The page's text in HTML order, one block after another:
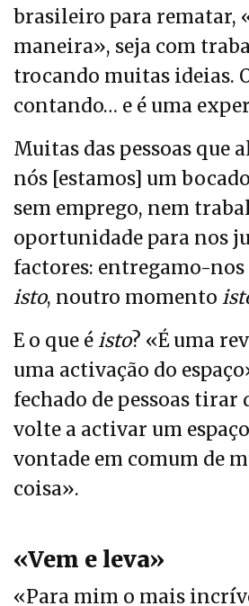
brasileiro para rematar,
maneira», seja com
trocando muitas ideias.
contando… e é uma
Muitas das pessoas que
nós [estamos] um
sem emprego, nem
oportunidade para nos
factores: entregamo-
isto, noutro momento
E o que éisto? «É uma
uma activação do
fechado de pessoas tirar
volte a activar um
vontade em comum de
coisa».
«Vem e leva»
«Para mim o mais